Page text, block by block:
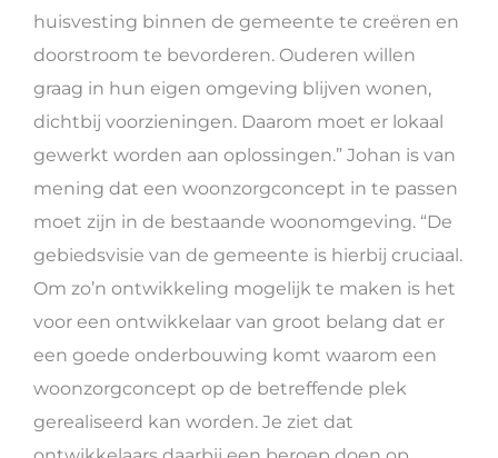
huisvesting binnen de gemeente te creëren en
doorstroom te bevorderen. Ouderen willen
graag in hun eigen omgeving blijven wonen,
dichtbij voorzieningen. Daarom moet er lokaal
gewerkt worden aan oplossingen.” Johan is van
mening dat een woonzorgconcept in te passen
moet zijn in de bestaande woonomgeving. “De
gebiedsvisie van de gemeente is hierbij cruciaal.
Om zo’n ontwikkeling mogelijk te maken is het
voor een ontwikkelaar van groot belang dat er
een goede onderbouwing komt waarom een
woonzorgconcept op de betreffende plek
gerealiseerd kan worden. Je ziet dat